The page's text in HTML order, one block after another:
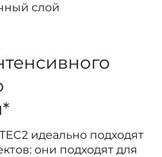
слой
идеально подходят
они подходят для